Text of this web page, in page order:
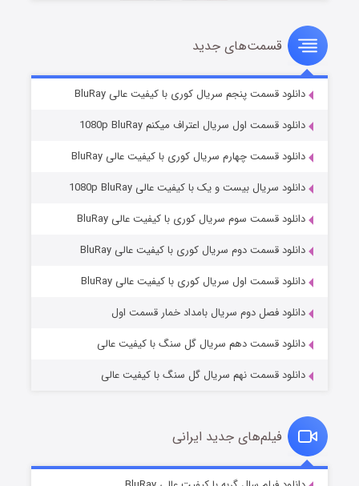
سریال زشت
قسمت۵ (زیرنویس) منتشر شد
وستی ها
قسمت۱ (زیرنویس) منتشر شد
قسمت‌های جدید
دانلود قسمت پنجم سریال کوری با کیفیت عالی BluRay
دانلود قسمت اول سریال اعتراف میکنم 1080p BluRay
دانلود قسمت چهارم سریال کوری با کیفیت عالی BluRay
دانلود سریال بیست و یک با کیفیت عالی 1080p BluRay
دانلود قسمت سوم سریال کوری با کیفیت عالی BluRay
دانلود قسمت دوم سریال کوری با کیفیت عالی BluRay
دانلود قسمت اول سریال کوری با کیفیت عالی BluRay
دانلود فصل دوم سریال بامداد خمار قسمت اول
دانلود قسمت دهم سریال گل سنگ با کیفیت عالی
دانلود قسمت نهم سریال گل سنگ با کیفیت عالی
فیلم‌های جدید ایرانی